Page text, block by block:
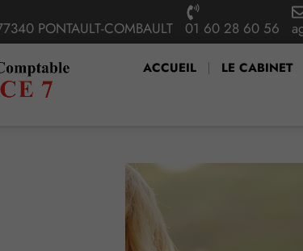
PONTAULT-COMBAULT 01 60 28 60 56
ACCUEIL LE CABINET